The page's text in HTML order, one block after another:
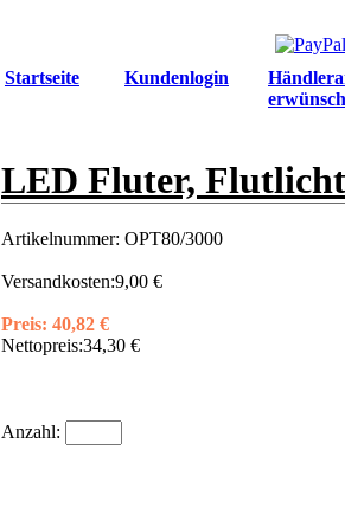
Startseite Kundenlogin
LED Fluter,
Artikelnummer: OPT80/3000
Versandkosten:9,00 €
Preis: 40,82 €
Nettopreis:34,30 €
Anzahl: